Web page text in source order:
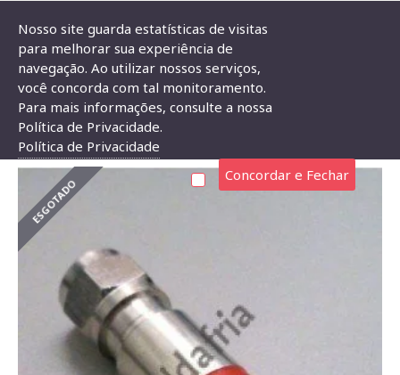
Conector F De Compressao RG59 Vermelho
CONECTOR F DE COMPRESSAO RG59 VERMELHO
ESGOTADO
Nosso site guarda estatísticas de visitas
para melhorar sua experiência de
navegação. Ao utilizar nossos serviços,
você concorda com tal monitoramento.
Para mais informações, consulte a nossa
Política de Privacidade.
Política de Privacidade
Concordar e Fechar